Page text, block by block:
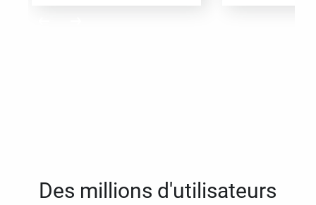
Des millions d'utilisateurs